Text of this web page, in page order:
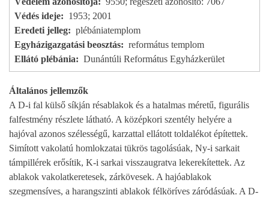
Védés ideje
1953; 2001
Eredeti jelleg
plébániatemplom
Egyházigazgatási beosztás
református templom
Ellátó plébánia
Dunántúli Református Egyházkerület
Általános jellemzők
A D-i fal külső síkján résablakok és a hatalmas méretű, figurális
falfestmény részlete látható. A középkori szentély helyére a
hajóval azonos szélességű, karzattal ellátott toldalékot építettek.
Simított vakolatú homlokzatai tükrös tagolásúak, Ny-i sarkait
támpillérek erősítik, K-i sarkai visszaugratva lekerekítettek. Az
ablakok vakolatkeretesek, zárkövesek. A hajóablakok
szegmensíves, a harangszinti ablakok félköríves záródásúak. A D-